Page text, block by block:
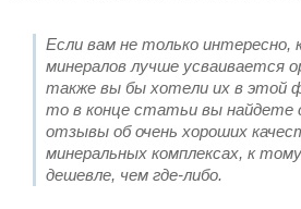
Если вам не только интересно,
минералов лучше усваивается
также вы бы хотели их в этой
то в конце статьи вы найдете
отзывы об очень хороших
минеральных комплексах, к
дешевле, чем где-либо.